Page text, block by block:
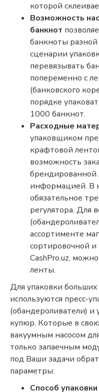
которой
Возможность
банкнот
банкноты
сценарии
перевязывать
попеременно с
(банковского
порядке
1000 банкнот.
Расходные
упаковщиком
крафтовой
возможность
брендированной
информацией. В
обязательное
регулятора. Для
ассортименте
сортировочной
CashPro.uz,
ленты.
Для упаковки
используются пресс-
(обандероливатели) и
купюр. Которые в
вакуумным насосом
только запаечным
под Ваши задачи
параметры:
Способ